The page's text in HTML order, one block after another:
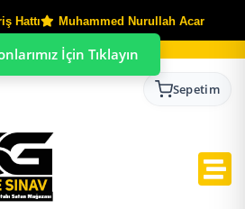
Hattı Muhammed Nurullah Acar
Sepetim
İçin Tıklayın